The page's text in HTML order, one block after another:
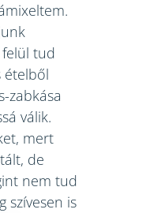
tud
ételből
zabkása
válik.
mert
de
nem tud
szívesen is